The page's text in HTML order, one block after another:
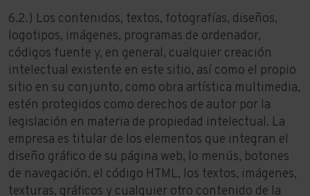
6.2.) Los contenidos, textos, fotografías, diseños,
logotipos, imágenes, programas de ordenador,
códigos fuente y, en general, cualquier creación
intelectual existente en este sitio, así como el propio
sitio en su conjunto, como obra artística multimedia,
estén protegidos como derechos de autor por la
legislación en materia de propiedad intelectual. La
empresa es titular de los elementos que integran el
diseño gráfico de su página web, lo menús, botones
de navegación, el código HTML, los textos, imágenes,
texturas, gráficos y cualquier otro contenido de la